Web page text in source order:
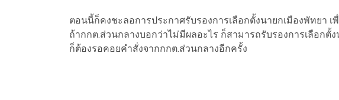
ตอนนี้ก็คงชะลอการประกาศรับรองการเลือกตั้งนายกเมืองพัทยา
ถ้ากกต.ส่วนกลางบอกว่าไม่มีผลอะไร ก็สามารถรับรองการเลือกตั้
ก็ต้องรอคอยคำสั่งจากกกต.ส่วนกลางอีกครั้ง